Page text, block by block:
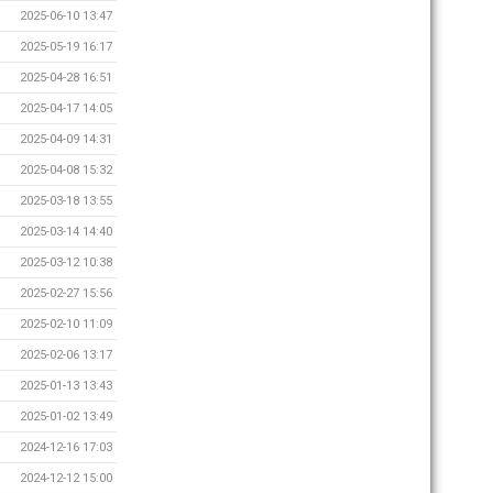
2025-06-10 13:47
2025-05-19 16:17
2025-04-28 16:51
2025-04-17 14:05
2025-04-09 14:31
2025-04-08 15:32
2025-03-18 13:55
2025-03-14 14:40
2025-03-12 10:38
2025-02-27 15:56
2025-02-10 11:09
2025-02-06 13:17
2025-01-13 13:43
2025-01-02 13:49
2024-12-16 17:03
2024-12-12 15:00